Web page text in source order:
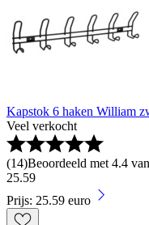
Kapstok 6 haken William
Veel verkocht
(14)Beoordeeld met 4.4
25.59
Prijs: 25.59 euro